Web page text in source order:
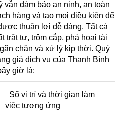
vẫn đảm bảo an ninh, an toàn
hàng và tạo mọi điều kiện để
thuận lợi dễ dàng. Tất cả
trật tự, trộm cắp, phá hoại tài
chặn và xử lý kịp thời. Quý
giá dịch vụ của Thanh Bình
giờ là:
Số vị trí và thời gian làm
việc tương ứng